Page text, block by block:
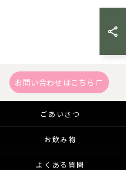
お問い合わせはこちら
ごあいさつ
お飲み物
よくある質問